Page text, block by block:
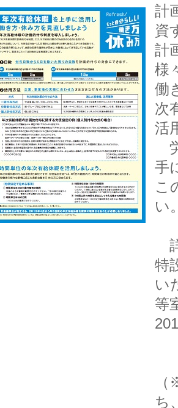
計
資
計
様
働
次
活
手
こ
い
特
い
等
ち